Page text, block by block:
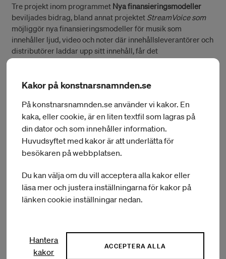
Tre projekt inom programmet Nya finansieringsmodeller
beviljades bidrag, bland annat projektet StreamVoice som
möjliggör nya finansieringsmodeller för musik som
innehåller ljud, video och noter där innehållsleverantörer och
distributörer laddar upp sitt innehåll, får det
Mikael Theorin
08-506 550 64(Opens
in
a
mikael.theorin@konstnarsnamnden.se(Opens in a New
Kakor på konstnarsnamnden.se
På konstnarsnamnden.se använder vi kakor. En
kaka, eller cookie, är en liten textfil som lagras på
din dator och som innehåller information.
Huvudsyftet med kakor är att underlätta för
besökaren på webbplatsen.
Du kan välja om du vill acceptera alla kakor eller
läsa mer och justera inställningarna för kakor på
länken cookie inställningar nedan.
Hantera
kakor
ACCEPTERA ALLA